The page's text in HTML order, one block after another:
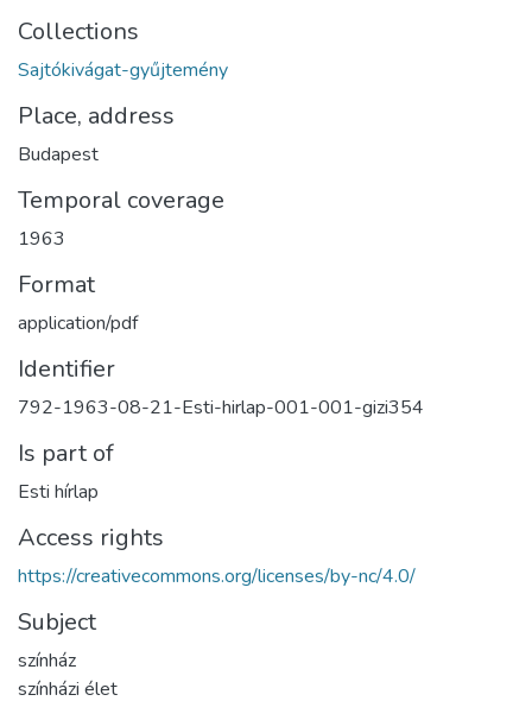
Collections
Sajtókivágat-gyűjtemény
Place, address
Budapest
Temporal coverage
1963
Format
application/pdf
Identifier
792-1963-08-21-Esti-hirlap-001-001-gizi354
Is part of
Esti hírlap
Access rights
https://creativecommons.org/licenses/by-nc/4.0/
Subject
színház
színházi élet